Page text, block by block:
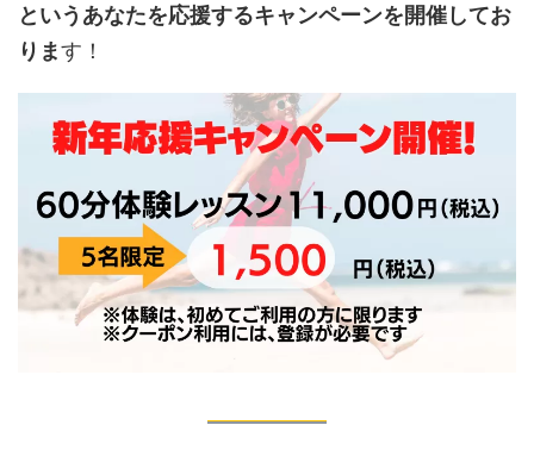
というあなたを応援するキャンペーンを開催してお
ります！